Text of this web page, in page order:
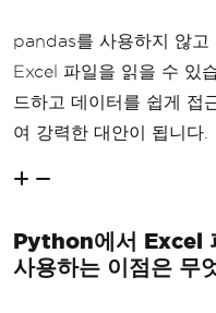
pandas를 사용하지 않
Excel 파일을 읽을 수 있
드하고 데이터를 쉽게 접
여 강력한 대안이 됩니다.
Python에서 Excel
사용하는 이점은 무